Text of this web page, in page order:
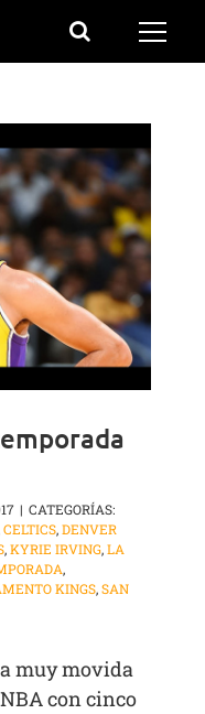
| CATEGORÍAS:
CELTICS,DENVER
,KYRIE IRVING,LA
,
KINGS,SAN
muy movida
con cinco